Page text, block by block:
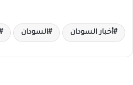
أخبار السودان السودان